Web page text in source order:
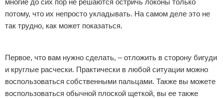
Прически
Уход за лицом
Хирургия
многие до сих пор не решаются остричь локоны только
потому, что их непросто укладывать. На самом деле это не
так трудно, как может показаться.
Первое, что вам нужно сделать, – отложить в сторону бигуди
и круглые расчески. Практически в любой ситуации можно
воспользоваться собственными пальцами. Также вы можете
воспользоваться обычной плоской щеткой, вы ее также